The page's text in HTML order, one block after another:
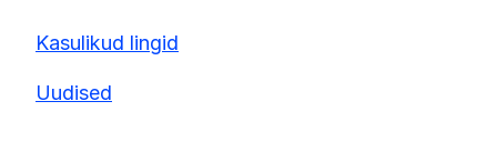
Kasulikud lingid
Uudised